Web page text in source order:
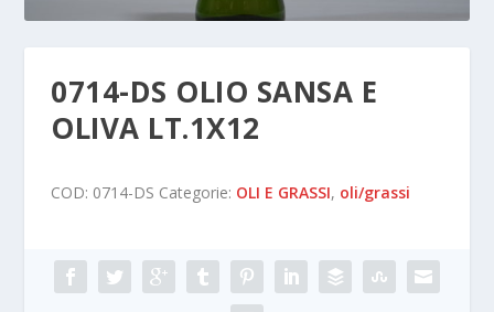
0714-DS OLIO SANSA E
OLIVA LT.1X12
COD: 0714-DS Categorie: OLI E GRASSI, oli/grassi